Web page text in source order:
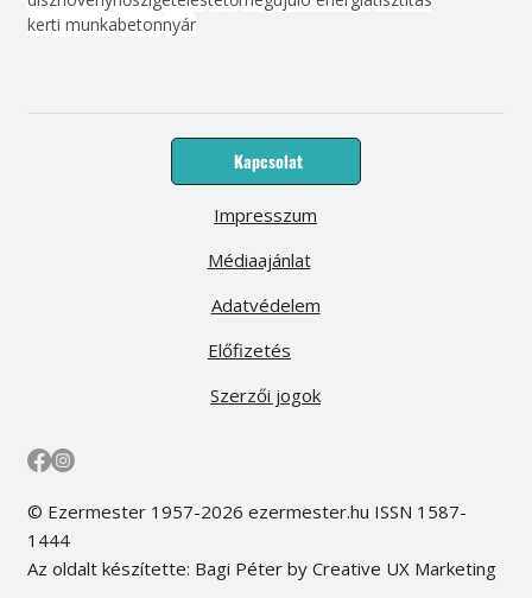
kerti munkabetonnyár
Kapcsolat
Médiaajánlat
Előfizetés
Impresszum
Adatvédelem
Szerzői jogok
© Ezermester 1957-2026 ezermester.hu ISSN 1587-
1444
Az oldalt készítette: Bagi Péter by Creative UX Marketing